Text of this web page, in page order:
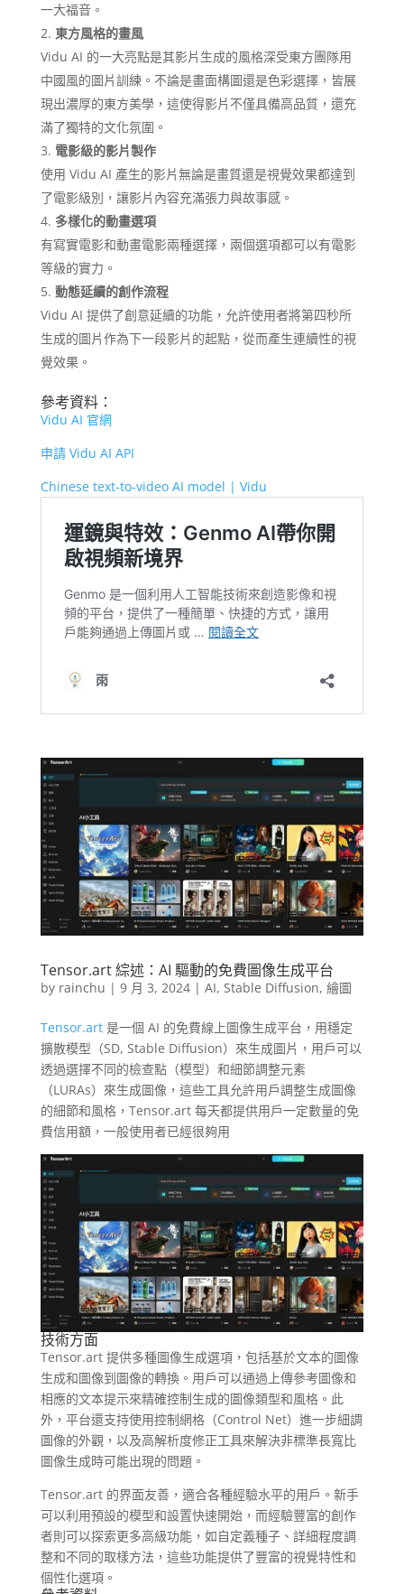
一大福音。
東方風格的畫風
Vidu AI 的一大亮點是其影片生成的風格深受東方團隊用
中國風的圖片訓練。不論是畫面構圖還是色彩選擇，皆展
現出濃厚的東方美學，這使得影片不僅具備高品質，還充
滿了獨特的文化氛圍。
電影級的影片製作
使用 Vidu AI 產生的影片無論是畫質還是視覺效果都達到
了電影級別，讓影片內容充滿張力與故事感。
多樣化的動畫選項
有寫實電影和動畫電影兩種選擇，兩個選項都可以有電影
等級的實力。
動態延續的創作流程
Vidu AI 提供了創意延續的功能，允許使用者將第四秒所
生成的圖片作為下一段影片的起點，從而產生連續性的視
覺效果。
參考資料：
Vidu AI 官網
申請 Vidu AI API
Chinese text-to-video AI model | Vidu
Tensor.art 綜述：AI 驅動的免費圖像生成平台
by rainchu | 9 月 3, 2024| AI, Stable Diffusion, 繪圖
Tensor.art是一個 AI 的免費線上圖像生成平台，用穩定
擴散模型（SD, Stable Diffusion）來生成圖片，用戶可以
透過選擇不同的檢查點（模型）和細節調整元素
（LURAs）來生成圖像，這些工具允許用戶調整生成圖像
的細節和風格，Tensor.art 每天都提供用戶一定數量的免
費信用額，一般使用者已經很夠用
技術方面
Tensor.art 提供多種圖像生成選項，包括基於文本的圖像
生成和圖像到圖像的轉換。用戶可以通過上傳參考圖像和
相應的文本提示來精確控制生成的圖像類型和風格​。此
外，平台還支持使用控制網格（Control Net）進一步細調
圖像的外觀，以及高解析度修正工具來解決非標準長寬比
圖像生成時可能出現的問題​。
Tensor.art 的界面友善，適合各種經驗水平的用戶。新手
可以利用預設的模型和設置快速開始，而經驗豐富的創作
者則可以探索更多高級功能，如自定義種子、詳細程度調
整和不同的取樣方法，這些功能提供了豐富的視覺特性和
個性化選項​。